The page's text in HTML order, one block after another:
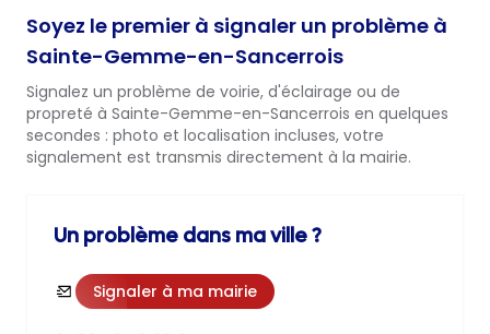
Soyez le premier à signaler un problème à
Sainte-Gemme-en-Sancerrois
Signalez un problème de voirie, d'éclairage ou de
propreté à Sainte-Gemme-en-Sancerrois en quelques
secondes : photo et localisation incluses, votre
signalement est transmis directement à la mairie.
Un problème dans ma ville ?
Signaler à ma mairie